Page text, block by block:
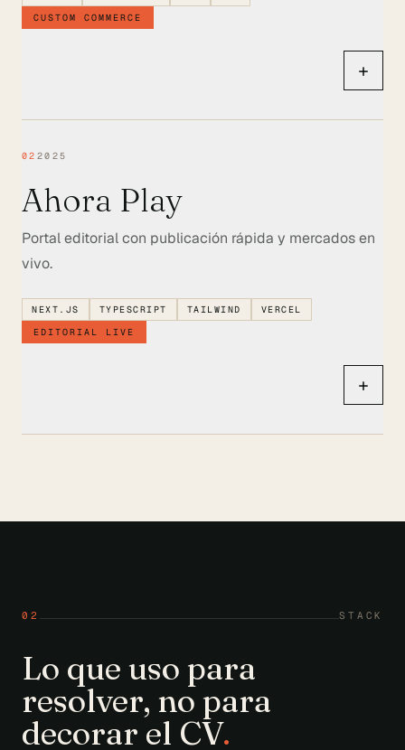
CUSTOM COMMERCE
+
02 2025
Ahora Play
Portal editorial con publicación rápida y mercados en
vivo.
NEXT.JS TYPESCRIPT TAILWIND
VERCEL
EDITORIAL LIVE
+
02 STACK
Lo que uso para
resolver, no para
decorar el CV.